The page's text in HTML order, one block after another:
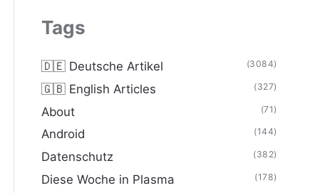
Tags
🇩🇪 Deutsche Artikel (3084)
🇬🇧 English Articles (327)
About (71)
Android (144)
Datenschutz (382)
Diese Woche in Plasma (178)